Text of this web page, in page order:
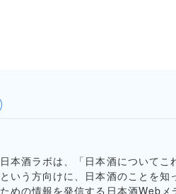
日本酒ラボは、「日本酒についてこ
という方向けに、日本酒のことを知
ための情報を発信する日本酒Webメ